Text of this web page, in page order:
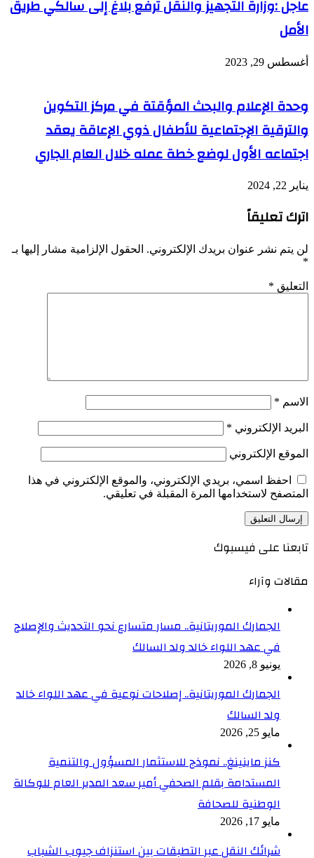
عاجل :وزارة التجهيز والنقل ترفع بلاغ إلى سالكي طريق
الأمل
أغسطس 29, 2023
وحدة الإعلام والبحث المؤقتة في مركز التكوين
والترقية الإجتماعية للأطفال ذوي الإعاقة يعقد
اجتماعه الأول لوضع خطة عمله خلال العام الجاري
يناير 22, 2024
اترك تعليقاً
لن يتم نشر عنوان بريدك الإلكتروني. الحقول الإلزامية مشار إليها بـ
*
التعليق *
الاسم *
البريد الإلكتروني *
الموقع الإلكتروني
احفظ اسمي، بريدي الإلكتروني، والموقع الإلكتروني في هذا
المتصفح لاستخدامها المرة المقبلة في تعليقي.
تابعنا على فيسبوك
مقالات وآراء
الجمارك الموريتانية.. مسار متسارع نحو التحديث والإصلاح
في عهد اللواء خالد ولد السالك
يونيو 8, 2026
الجمارك الموريتانية.. إصلاحات نوعية في عهد اللواء خالد
ولد السالك
مايو 25, 2026
كنز ماينينغ.. نموذج للاستثمار المسؤول والتنمية
المستدامة بقلم الصحفي أمير سعد المدير العام للوكالة
الوطنية للصحافة
مايو 17, 2026
شرائك النقل عبر التطبقات بين استنزاف جيوب الشباب